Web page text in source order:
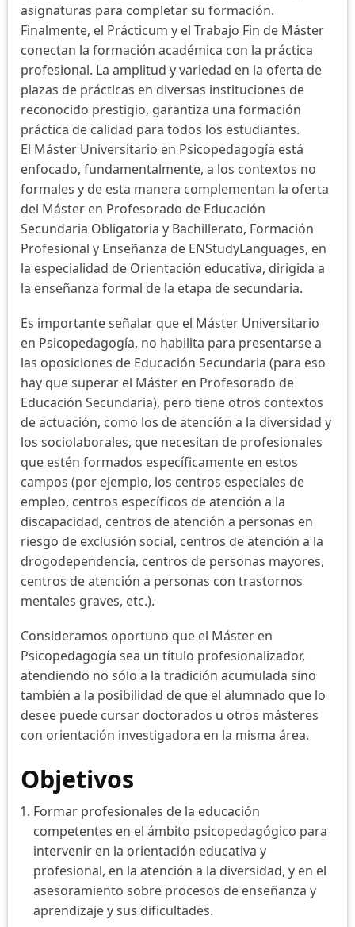
asignaturas para completar su formación.
Finalmente, el Prácticum y el Trabajo Fin de Máster
conectan la formación académica con la práctica
profesional. La amplitud y variedad en la oferta de
plazas de prácticas en diversas instituciones de
reconocido prestigio, garantiza una formación
práctica de calidad para todos los estudiantes.
El Máster Universitario en Psicopedagogía está
enfocado, fundamentalmente, a los contextos no
formales y de esta manera complementan la oferta
del Máster en Profesorado de Educación
Secundaria Obligatoria y Bachillerato, Formación
Profesional y Enseñanza de ENStudyLanguages, en
la especialidad de Orientación educativa, dirigida a
la enseñanza formal de la etapa de secundaria.
Es importante señalar que el Máster Universitario
en Psicopedagogía, no habilita para presentarse a
las oposiciones de Educación Secundaria (para eso
hay que superar el Máster en Profesorado de
Educación Secundaria), pero tiene otros contextos
de actuación, como los de atención a la diversidad y
los sociolaborales, que necesitan de profesionales
que estén formados específicamente en estos
campos (por ejemplo, los centros especiales de
empleo, centros específicos de atención a la
discapacidad, centros de atención a personas en
riesgo de exclusión social, centros de atención a la
drogodependencia, centros de personas mayores,
centros de atención a personas con trastornos
mentales graves, etc.).
Consideramos oportuno que el Máster en
Psicopedagogía sea un título profesionalizador,
atendiendo no sólo a la tradición acumulada sino
también a la posibilidad de que el alumnado que lo
desee puede cursar doctorados u otros másteres
con orientación investigadora en la misma área.
Objetivos
Formar profesionales de la educación
competentes en el ámbito psicopedagógico para
intervenir en la orientación educativa y
profesional, en la atención a la diversidad, y en el
asesoramiento sobre procesos de enseñanza y
aprendizaje y sus dificultades.